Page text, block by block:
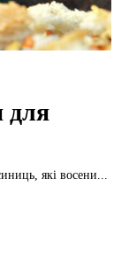
для
які восени...